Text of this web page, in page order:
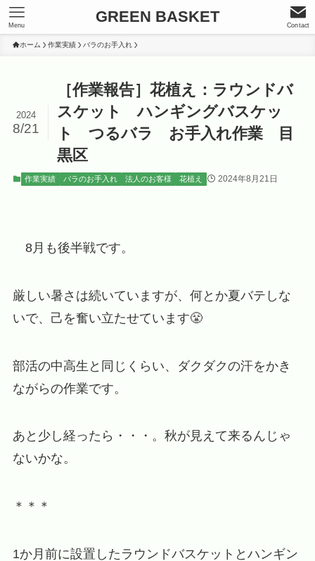
GREEN BASKET Contact
Menu
ホーム 作業実績 バラのお手入れ
［作業報告］花植え：ラウンドバ
スケット ハンギングバスケッ
ト つるバラ お手入れ作業 目
黒区
2024
8/21
作業実績 バラのお手入れ 法人のお客様 花植え 2024年8月21日
8月も後半戦です。
厳しい暑さは続いていますが、何とか夏バテしな
いで、己を奮い立たせています😤
部活の中高生と同じくらい、ダクダクの汗をかき
ながらの作業です。
あと少し経ったら・・・。秋が見えて来るんじゃ
ないかな。
＊＊＊
1か月前に設置したラウンドバスケットとハンギン